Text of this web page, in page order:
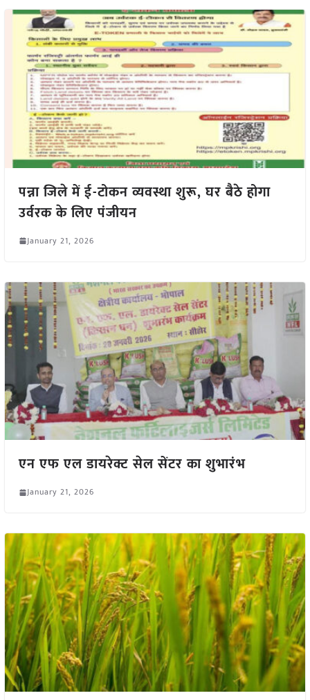
पन्ना जिले में ई-टोकन व्यवस्था शुरू, घर बैठे होगा
उर्वरक के लिए पंजीयन
January 21, 2026
एन एफ एल डायरेक्ट सेल सेंटर का शुभारंभ
January 21, 2026